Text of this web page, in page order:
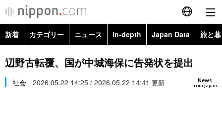
English
简体字
繁體字
新着 カテゴリー ニュース In-depth Japan Data 旅と
政治・外交
経済・ビジネス
Topics
Images
辺野古転覆、国が中城海保に告発状を提出
News
from Japan
社会 2026.05.22 14:25 / 2026.05.22 14:41 更新